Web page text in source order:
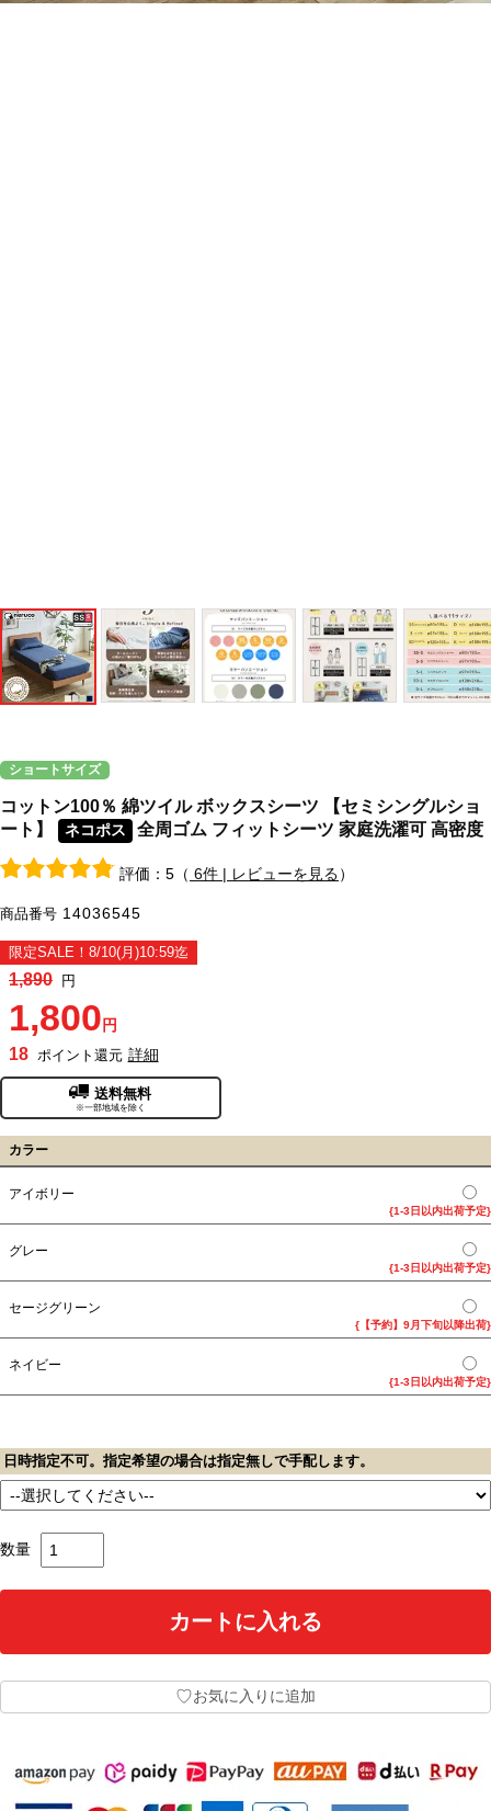
ショートサイズ
コットン100％ 綿ツイル ボックスシーツ 【セミシングルショ
ート】
ネコポス 全周ゴム フィットシーツ 家庭洗濯可 高密度
評価：5（ 6件 | レビューを見る）
商品番号 14036545
限定SALE！8/10(月)10:59迄
1,890 円
1,800 円
18 ポイント還元 詳細
送料無料
※一部地域を除く
カラー
アイボリー
{1-3日以内出荷予定}
グレー
{1-3日以内出荷予定}
セージグリーン
{【予約】9月下旬以降出荷}
ネイビー
{1-3日以内出荷予定}
日時指定不可。指定希望の場合は指定無しで手配します。
数量
♡お気に入りに追加